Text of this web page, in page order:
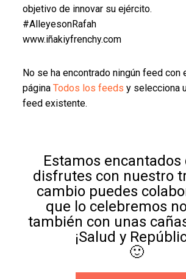
objetivo de innovar su ejército.
#AlleyesonRafah
www.iñakiyfrenchy.com
No se ha encontrado ningún feed con
página Todos los feeds y selecciona
feed existente.
Estamos encantados
disfrutes con nuestro
cambio puedes
que lo celebremos
también con unas
¡Salud y
🙂